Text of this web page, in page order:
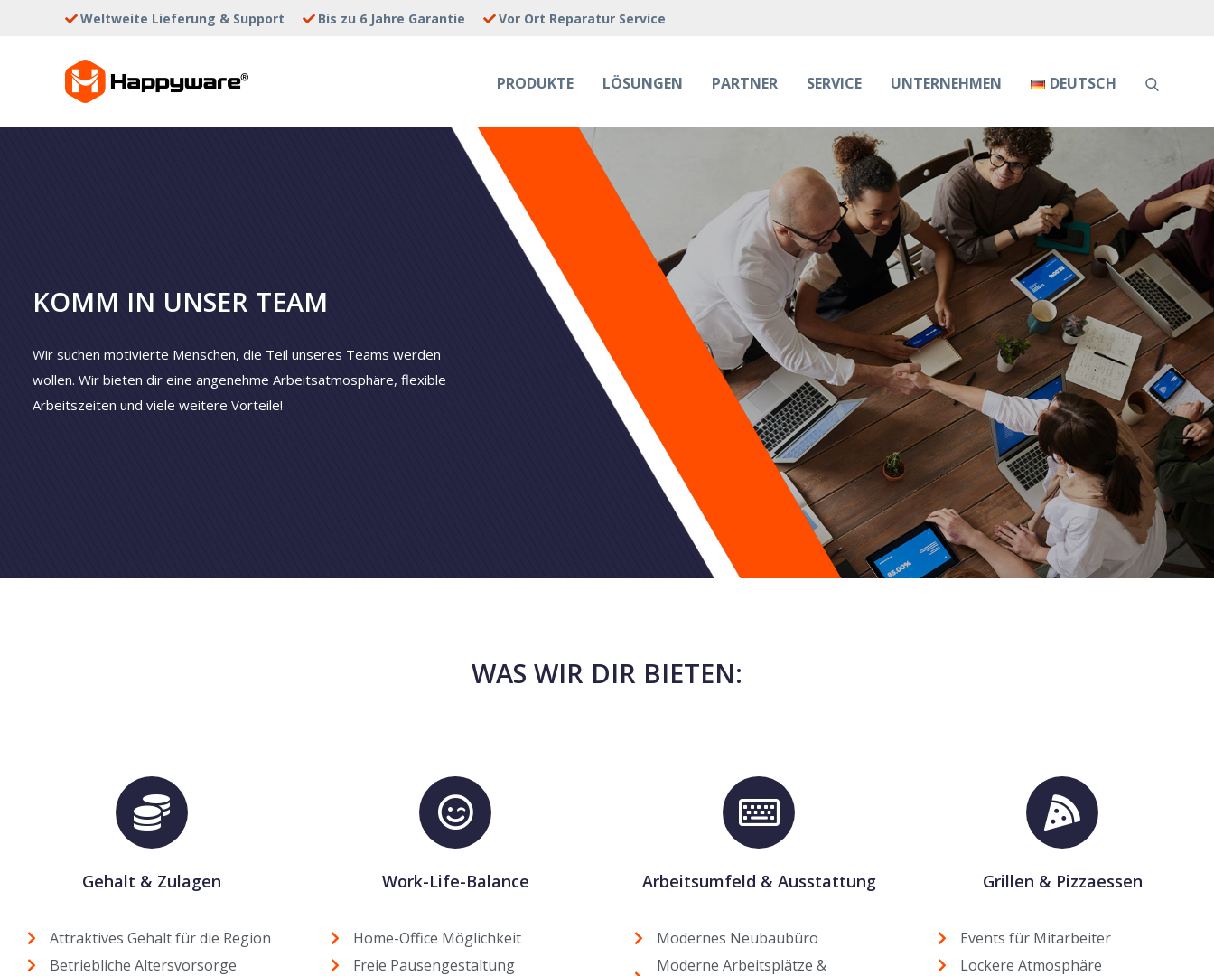
Weltweite Lieferung & Support Bis zu 6 Jahre Garantie Vor Ort Reparatur Service
HAPPYWARE JOBSPRODUKTE LÖSUNGEN PARTNER SERVICE UNTERNEHMEN DEUTSCH
KOMM IN UNSER TEAM
Wir suchen motivierte Menschen, die Teil unseres Teams werden
wollen. Wir bieten dir eine angenehme Arbeitsatmosphäre, flexible
Arbeitszeiten und viele weitere Vorteile!
WAS WIR DIR BIETEN:
Gehalt & Zulagen
Attraktives Gehalt für die Region
Betriebliche Altersvorsorge
Work-Life-Balance
Home-Office Möglichkeit
Freie Pausengestaltung
Arbeitsumfeld & Ausstattung
Modernes Neubaubüro
Moderne Arbeitsplätze &
Grillen & Pizzaessen
Events für Mitarbeiter
Lockere Atmosphäre